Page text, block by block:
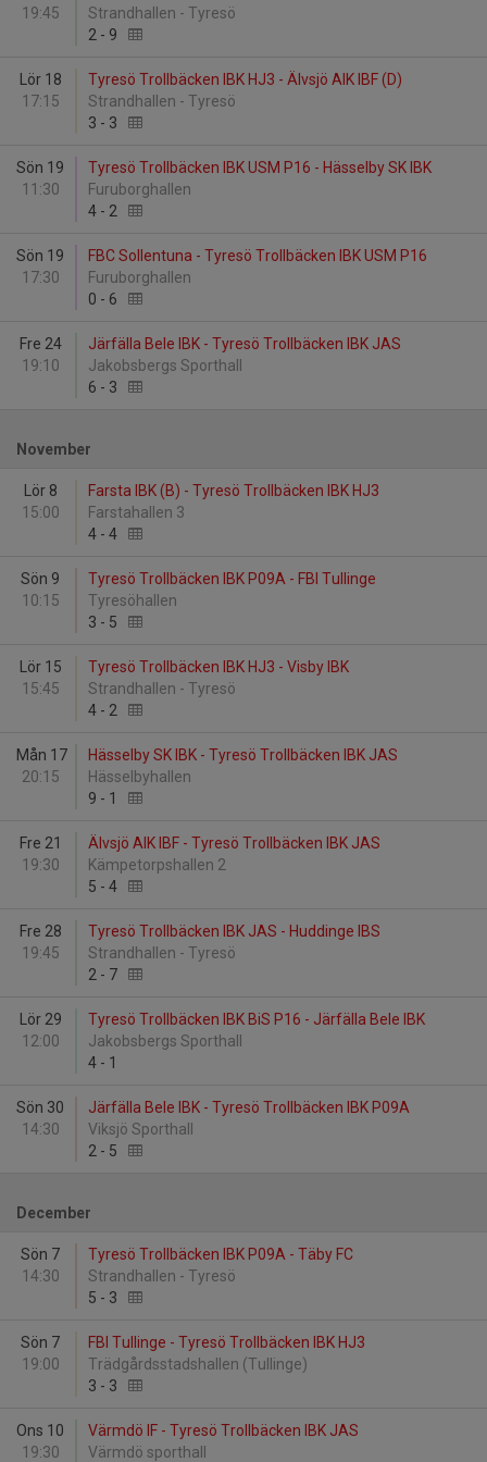
19:45
Strandhallen - Tyresö
2 - 9
Lör 18
17:15
Tyresö Trollbäcken IBK HJ3 - Älvsjö AIK IBF (D)
Strandhallen - Tyresö
3 - 3
Sön 19
11:30
Tyresö Trollbäcken IBK USM P16 - Hässelby SK IBK
Furuborghallen
4 - 2
Sön 19
17:30
FBC Sollentuna - Tyresö Trollbäcken IBK USM P16
Furuborghallen
0 - 6
Fre 24
19:10
Järfälla Bele IBK - Tyresö Trollbäcken IBK JAS
Jakobsbergs Sporthall
6 - 3
November
Lör 8
15:00
Farsta IBK (B) - Tyresö Trollbäcken IBK HJ3
Farstahallen 3
4 - 4
Sön 9
10:15
Tyresö Trollbäcken IBK P09A - FBI Tullinge
Tyresöhallen
3 - 5
Lör 15
15:45
Tyresö Trollbäcken IBK HJ3 - Visby IBK
Strandhallen - Tyresö
4 - 2
Mån 17
20:15
Hässelby SK IBK - Tyresö Trollbäcken IBK JAS
Hässelbyhallen
9 - 1
Fre 21
19:30
Älvsjö AIK IBF - Tyresö Trollbäcken IBK JAS
Kämpetorpshallen 2
5 - 4
Fre 28
19:45
Tyresö Trollbäcken IBK JAS - Huddinge IBS
Strandhallen - Tyresö
2 - 7
Lör 29
12:00
Tyresö Trollbäcken IBK BiS P16 - Järfälla Bele IBK
Jakobsbergs Sporthall
4 - 1
Sön 30
14:30
Järfälla Bele IBK - Tyresö Trollbäcken IBK P09A
Viksjö Sporthall
2 - 5
December
Sön 7
14:30
Tyresö Trollbäcken IBK P09A - Täby FC
Strandhallen - Tyresö
5 - 3
Sön 7
19:00
FBI Tullinge - Tyresö Trollbäcken IBK HJ3
Trädgårdsstadshallen (Tullinge)
3 - 3
Ons 10
19:30
Värmdö IF - Tyresö Trollbäcken IBK JAS
Värmdö sporthall